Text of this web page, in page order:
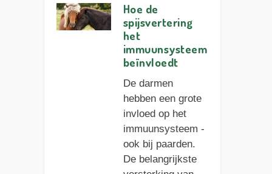
Hoe de
spijsvertering
het
immuunsysteem
beïnvloedt
De darmen
hebben een grote
invloed op het
immuunsysteem -
ook bij paarden.
De belangrijkste